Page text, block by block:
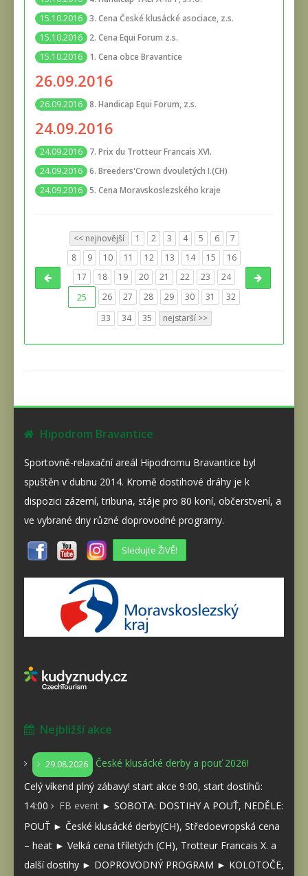
15.10.2016 3. Cena České klusácké asociace, z.s.
15.10.2016
2. Cena Equi Forum z.s.
15.10.2016
1. Cena obce Bravantice
26.09.2016
26.09.2016 8. Handicap Equi Forum, z.s.
24.09.2016
24.09.2016
7. Prix du Trotteur Francais XVI.
24.09.2016 6. Breeders'Crown dvouletých I.(CH)
24.09.2016 5. Cena Moravskoslezského kraje
<< nejnovější 1 2 3 4 5 6
7
8
9 10 11 12 13 14 15
16
17
18 19 20 21 22 23 24
25 26 27 28 29 30 31
32
33
34 35 nejstarší >>
Hipodrom Bravantice
Sportovně-relaxační areál Hipodromu Bravantice byl
spuštěn v dubnu 2014. Kromě dostihové dráhy je k
dispozici zázemí, tribuna, stáje pro 80 koní, občerstvení, a
ve vybrané dny různé doprovodné programy.
Sledujte ŽIVĚ!
Nejbližší akce
29.08.2026
České klusácké derby a pouť 2026!
Celý víkend plný zábavy! start akce 9:00, start dostihů:
14:00
FB event ► SOBOTA: DOSTIHY A POUŤ, NEDĚLE:
POUŤ ► České klusácké derby(CH), Středoevropská cena
– heat ► Velká cena tříletých (CH), Trotteur Francais X. a
další dostihy ► DOPROVODNÝ PROGRAM ► KOLOTOČE,